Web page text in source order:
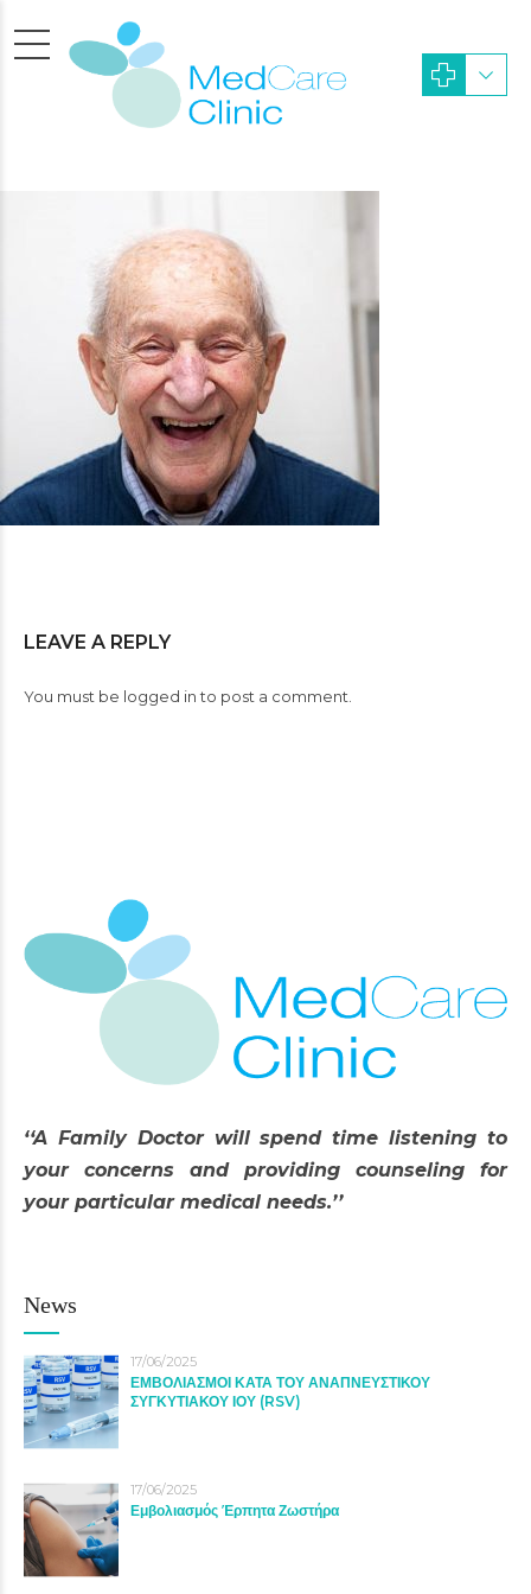
LEAVE A REPLY
You must be logged into post a comment.
‘‘A Family Doctor will spend time listening to
your concerns and providing counseling for
your particular medical needs.’’
News
17/06/2025
ΕΜΒΟΛΙΑΣΜΟΙ ΚΑΤΑ ΤΟΥ ΑΝΑΠΝΕΥΣΤΙΚΟΥ
ΣΥΓΚΥΤΙΑΚΟΥ ΙΟΥ (RSV)
17/06/2025
Εμβολιασμός Έρπητα Ζωστήρα